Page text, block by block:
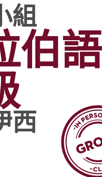
組
伯語
西